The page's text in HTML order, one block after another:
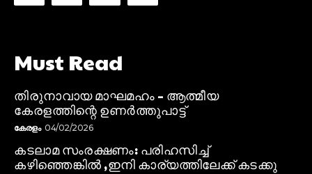
Must Read
തിരുനാവായ മാഘമഹം – ആത്മീയ
കേരളത്തിന്റെ ഉണർത്തുപാട്ട്
കേരളം 04/02/2026
കടലാമ സംരക്ഷണം: പരിഹസിച്ച്
കഴിഞ്ഞെങ്കിൽ ,ഇനി കാര്യത്തിലേക്ക് കടക്കു